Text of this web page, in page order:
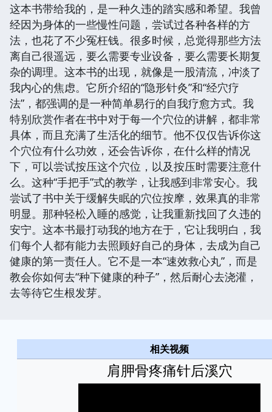
这本书带给我的，是一种久违的踏实感和希望。我曾
经因为身体的一些慢性问题，尝试过各种各样的方
法，也花了不少冤枉钱。很多时候，总觉得那些方法
离自己很遥远，要么需要专业设备，要么需要长期复
杂的调理。这本书的出现，就像是一股清流，冲淡了
我内心的焦虑。它所介绍的“隐形针灸”和“经穴疗
法”，都强调的是一种简单易行的自我疗愈方式。我
特别欣赏作者在书中对于每一个穴位的讲解，都非常
具体，而且充满了生活化的细节。他不仅仅告诉你这
个穴位有什么功效，还会告诉你，在什么样的情况
下，可以尝试按压这个穴位，以及按压时需要注意什
么。这种“手把手”式的教学，让我感到非常安心。我
尝试了书中关于缓解失眠的穴位按摩，效果真的非常
明显。那种轻松入睡的感觉，让我重新找回了久违的
安宁。这本书最打动我的地方在于，它让我明白，我
们每个人都有能力去照顾好自己的身体，去成为自己
健康的第一责任人。它不是一本“速效救心丸”，而是
教会你如何去“种下健康的种子”，然后耐心去浇灌，
去等待它生根发芽。
相关视频
肩胛骨疼痛针后溪穴